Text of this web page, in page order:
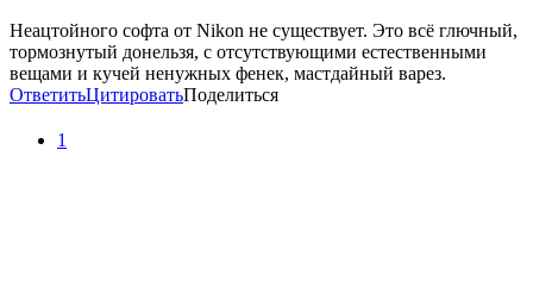
Неацтойного софта от Nikon не существует. Это всё глючный,
тормознутый донельзя, с отсутствующими естественными
вещами и кучей ненужных фенек, мастдайный варез.
ОтветитьЦитироватьПоделиться
1